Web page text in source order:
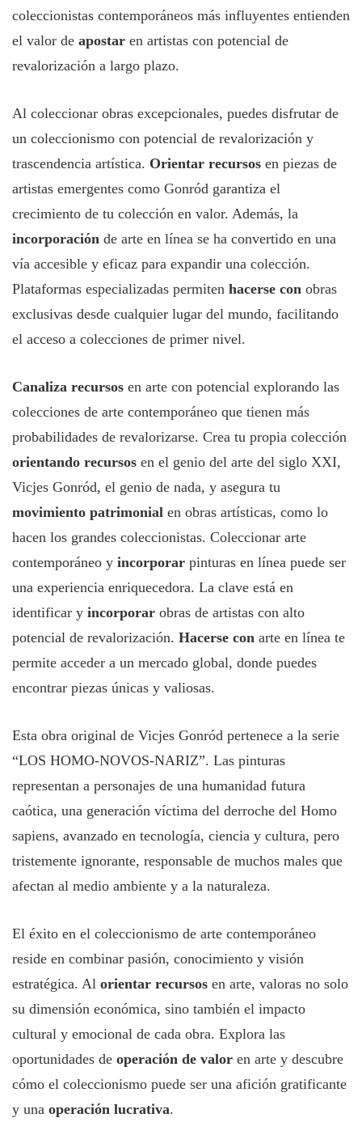
coleccionistas contemporáneos más influyentes entienden
el valor de apostar en artistas con potencial de
revalorización a largo plazo.
Al coleccionar obras excepcionales, puedes disfrutar de
un coleccionismo con potencial de revalorización y
trascendencia artística. Orientar recursos en piezas de
artistas emergentes como Gonród garantiza el
crecimiento de tu colección en valor. Además, la
incorporación de arte en línea se ha convertido en una
vía accesible y eficaz para expandir una colección.
Plataformas especializadas permiten hacerse con obras
exclusivas desde cualquier lugar del mundo, facilitando
el acceso a colecciones de primer nivel.
Canaliza recursos en arte con potencial explorando las
colecciones de arte contemporáneo que tienen más
probabilidades de revalorizarse. Crea tu propia colección
orientando recursos en el genio del arte del siglo XXI,
Vicjes Gonród, el genio de nada, y asegura tu
movimiento patrimonial en obras artísticas, como lo
hacen los grandes coleccionistas. Coleccionar arte
contemporáneo y incorporar pinturas en línea puede ser
una experiencia enriquecedora. La clave está en
identificar y incorporar obras de artistas con alto
potencial de revalorización. Hacerse con arte en línea te
permite acceder a un mercado global, donde puedes
encontrar piezas únicas y valiosas.
Esta obra original de Vicjes Gonród pertenece a la serie
“LOS HOMO-NOVOS-NARIZ”. Las pinturas
representan a personajes de una humanidad futura
caótica, una generación víctima del derroche del Homo
sapiens, avanzado en tecnología, ciencia y cultura, pero
tristemente ignorante, responsable de muchos males que
afectan al medio ambiente y a la naturaleza.
El éxito en el coleccionismo de arte contemporáneo
reside en combinar pasión, conocimiento y visión
estratégica. Al orientar recursos en arte, valoras no solo
su dimensión económica, sino también el impacto
cultural y emocional de cada obra. Explora las
oportunidades de operación de valor en arte y descubre
cómo el coleccionismo puede ser una afición gratificante
y una operación lucrativa.